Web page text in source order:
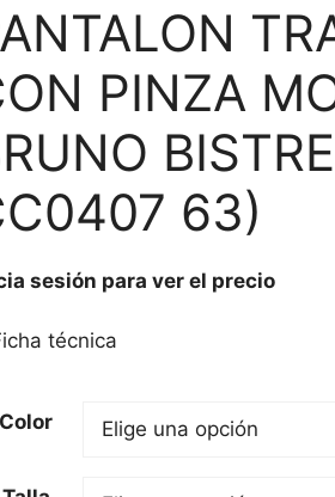
PINZA
63)
sesión para ver el precio
técnica
Color